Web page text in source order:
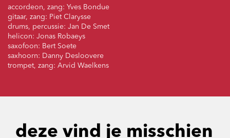
accordeon, zang: Yves Bondue
gitaar, zang: Piet Clarysse
drums, percussie: Jan De Smet
helicon: Jonas Robaeys
saxofoon: Bert Soete
saxhoorn: Danny Desloovere
trompet, zang: Arvid Waelkens
deze vind je misschien